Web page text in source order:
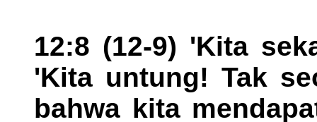
12:8 (12-9) 'Kita
'Kita untung! Tak
bahwa kita